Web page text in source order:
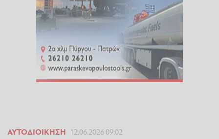
ΑΥΤΟΔΙΟΊΚΗΣΗ 12.06.2026 09:02